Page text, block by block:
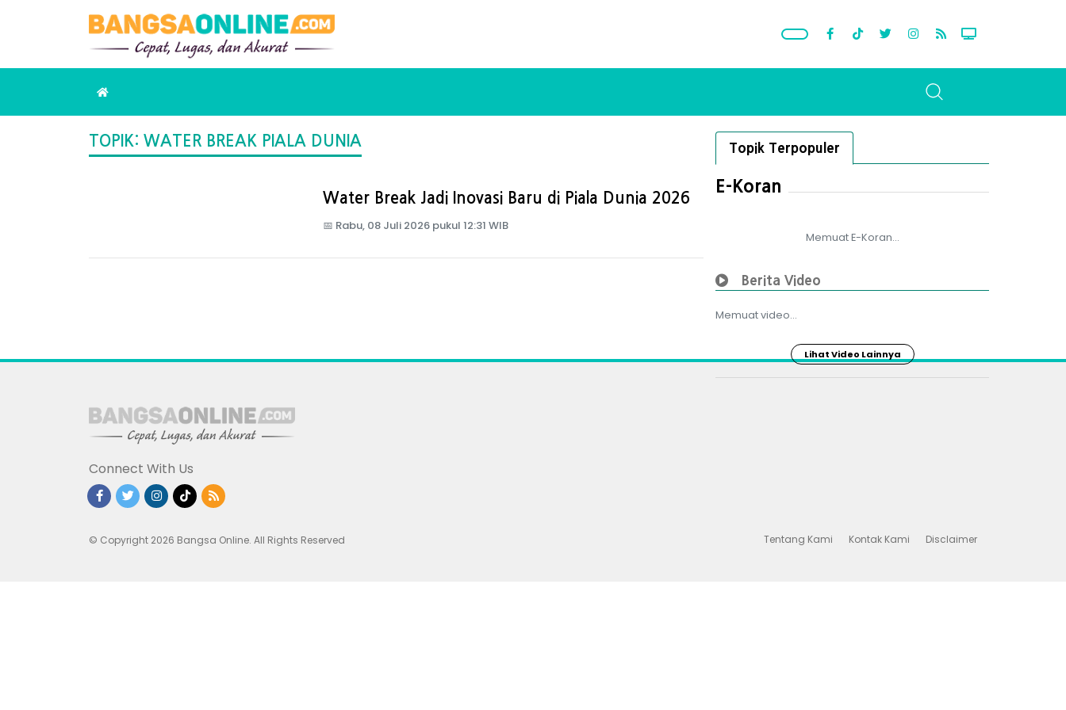
TOPIK: WATER BREAK PIALA DUNIA
Water Break Jadi Inovasi Baru di Piala Dunia 2026
📅 Rabu, 08 Juli 2026 pukul 12:31 WIB
Topik Terpopuler
E-Koran
Memuat E-Koran...
Berita Video
Memuat video...
Lihat Video Lainnya
Connect With Us
© Copyright 2026 Bangsa Online. All Rights Reserved Tentang Kami Kontak Kami Disclaimer